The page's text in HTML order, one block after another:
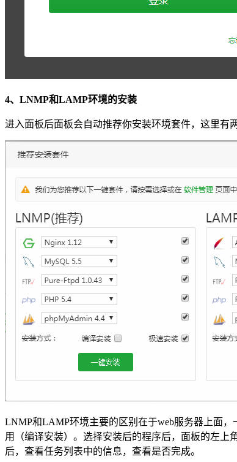
4、LNMP和LAMP环境的安装
进入面板后面板会自动推荐你安装环境套件，这里有
LNMP和LAMP环境主要的区别在于web服务器上面
用（编译安装）。选择安装后的程序后，面板的左上
后，查看任务列表中的信息，查看是否完成。